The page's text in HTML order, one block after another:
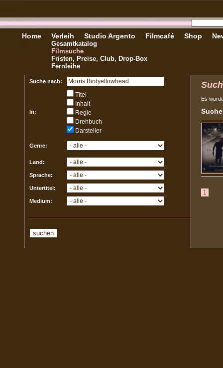
Home Verleih
Gesamtkatalog
Filmsuche
Fristen, Preise, Club, Drop-Box
Fernleihe
Studio Argento Filmcafé Shop
Suche nach:
In:
Titel
Inhalt
Regie
Drehbuch
Darsteller
Genre:
Land:
Sprache:
Untertitel:
Medium:
Es
1